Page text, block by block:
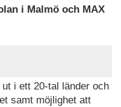
i Malmö och MAX
i ett 20-tal länder och
samt möjlighet att